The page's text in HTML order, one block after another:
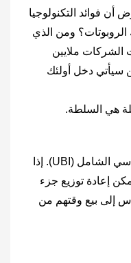
أن فوائد التكنولوجيا
ومن الذي
الشركات ملايين
سيأتي دخل أولئك
هي السلطة.
لهذا أتحدث عن الدخل الأساسي الشامل (UBI). إذا
إعادة توزيع جزء
إلى بيع وقتهم من